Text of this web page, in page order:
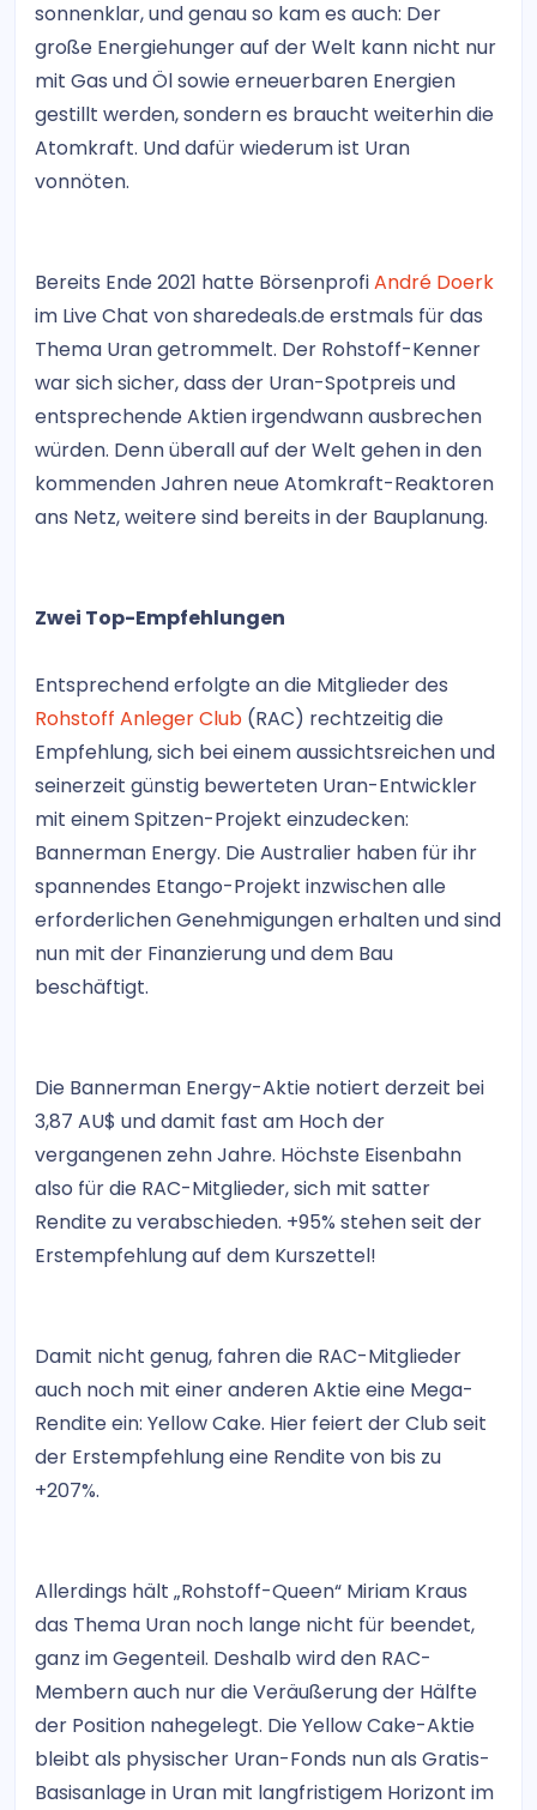
sonnenklar, und genau so kam es auch: Der
große Energiehunger auf der Welt kann nicht nur
mit Gas und Öl sowie erneuerbaren Energien
gestillt werden, sondern es braucht weiterhin die
Atomkraft. Und dafür wiederum ist Uran
vonnöten.
Bereits Ende 2021 hatte BörsenprofiAndré Doerk
im Live Chat von sharedeals.de erstmals für das
Thema Uran getrommelt. Der Rohstoff-Kenner
war sich sicher, dass der Uran-Spotpreis und
entsprechende Aktien irgendwann ausbrechen
würden. Denn überall auf der Welt gehen in den
kommenden Jahren neue Atomkraft-Reaktoren
ans Netz, weitere sind bereits in der Bauplanung.
Zwei Top-Empfehlungen
Entsprechend erfolgte an die Mitglieder des
Rohstoff Anleger Club (RAC) rechtzeitig die
Empfehlung, sich bei einem aussichtsreichen und
seinerzeit günstig bewerteten Uran-Entwickler
mit einem Spitzen-Projekt einzudecken:
Bannerman Energy. Die Australier haben für ihr
spannendes Etango-Projekt inzwischen alle
erforderlichen Genehmigungen erhalten und sind
nun mit der Finanzierung und dem Bau
beschäftigt.
Die Bannerman Energy-Aktie notiert derzeit bei
3,87 AU$ und damit fast am Hoch der
vergangenen zehn Jahre. Höchste Eisenbahn
also für die RAC-Mitglieder, sich mit satter
Rendite zu verabschieden. +95% stehen seit der
Erstempfehlung auf dem Kurszettel!
Damit nicht genug, fahren die RAC-Mitglieder
auch noch mit einer anderen Aktie eine Mega-
Rendite ein: Yellow Cake. Hier feiert der Club seit
der Erstempfehlung eine Rendite von bis zu
+207%.
Allerdings hält „Rohstoff-Queen“ Miriam Kraus
das Thema Uran noch lange nicht für beendet,
ganz im Gegenteil. Deshalb wird den RAC-
Membern auch nur die Veräußerung der Hälfte
der Position nahegelegt. Die Yellow Cake-Aktie
bleibt als physischer Uran-Fonds nun als Gratis-
Basisanlage in Uran mit langfristigem Horizont im